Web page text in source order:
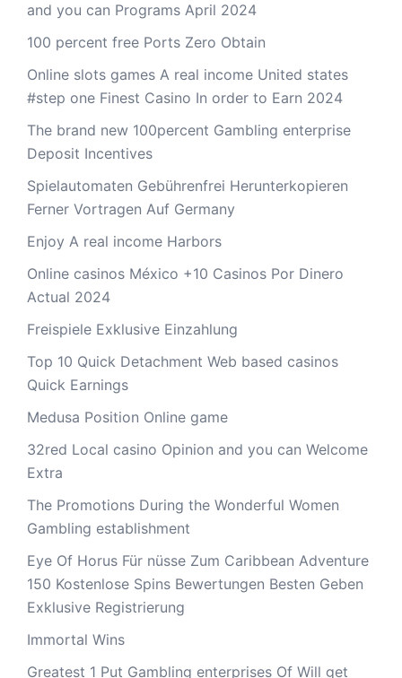
and you can Programs April 2024
100 percent free Ports Zero Obtain
Online slots games A real income United states
#step one Finest Casino In order to Earn 2024
The brand new 100percent Gambling enterprise
Deposit Incentives
Spielautomaten Gebührenfrei Herunterkopieren
Ferner Vortragen Auf Germany
Enjoy A real income Harbors
Online casinos México +10 Casinos Por Dinero
Actual 2024
Freispiele Exklusive Einzahlung
Top 10 Quick Detachment Web based casinos
Quick Earnings
Medusa Position Online game
32red Local casino Opinion and you can Welcome
Extra
The Promotions During the Wonderful Women
Gambling establishment
Eye Of Horus Für nüsse Zum Caribbean Adventure
150 Kostenlose Spins Bewertungen Besten Geben
Exklusive Registrierung
Immortal Wins
Greatest 1 Put Gambling enterprises Of Will get